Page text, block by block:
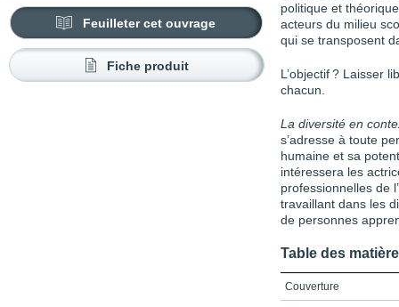
Feuilleter cet ouvrage
Fiche produit
politique et
acteurs du milieu
qui se transposent
L’objectif ? Laisser
chacun.
La diversité en
s’adresse à toute
humaine et sa
intéressera les
professionnelles de
travaillant dans les
de personnes
Table des
Couverture